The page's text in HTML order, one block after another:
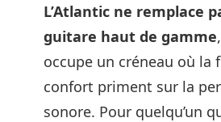
L’Atlantic ne remplace
guitare haut de gamme
occupe un créneau où la
confort priment sur la
sonore. Pour quelqu’un